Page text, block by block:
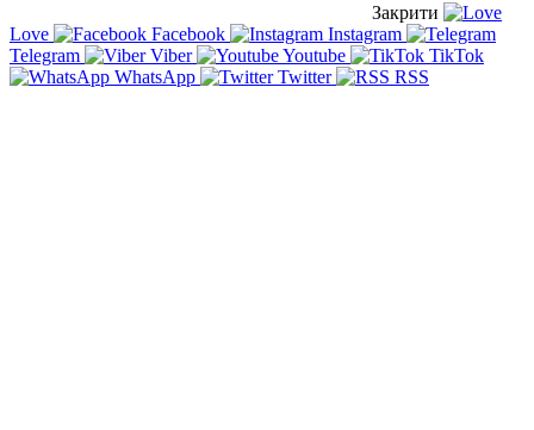
Закрити
Love
Facebook
Instagram
Telegram
Viber Youtube
TikTok
WhatsApp
Twitter RSS